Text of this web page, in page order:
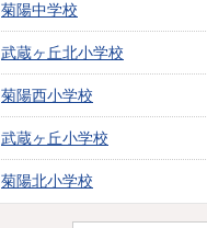
菊陽中学校
武蔵ヶ丘北小学校
菊陽西小学校
武蔵ヶ丘小学校
菊陽北小学校